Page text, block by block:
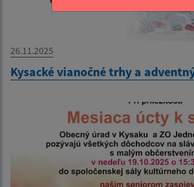
26.11.2025
Kysacké vianočné trhy a